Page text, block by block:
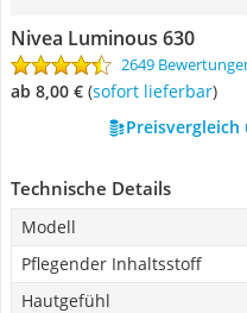
Nivea Luminous 630
2649
ab 8,00 € ( Sofort lieferbar)
Technische Details
Modell
Pflegender Inhaltsstoff
Hautgefühl